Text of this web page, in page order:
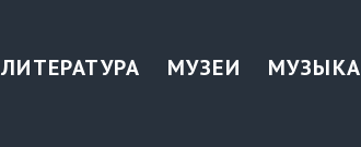
ЛИТЕРАТУРА МУЗЕИ МУЗЫКА